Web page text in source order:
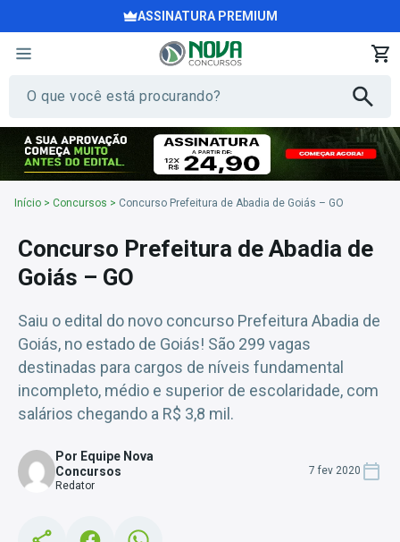
ASSINATURA PREMIUM
Início > Concursos > Concurso Prefeitura de Abadia de Goiás – GO
Concurso Prefeitura de Abadia de
Goiás – GO
Saiu o edital do novo concurso Prefeitura Abadia de
Goiás, no estado de Goiás! São 299 vagas
destinadas para cargos de níveis fundamental
incompleto, médio e superior de escolaridade, com
salários chegando a R$ 3,8 mil.
Por Equipe Nova
Concursos
Redator
7 fev 2020